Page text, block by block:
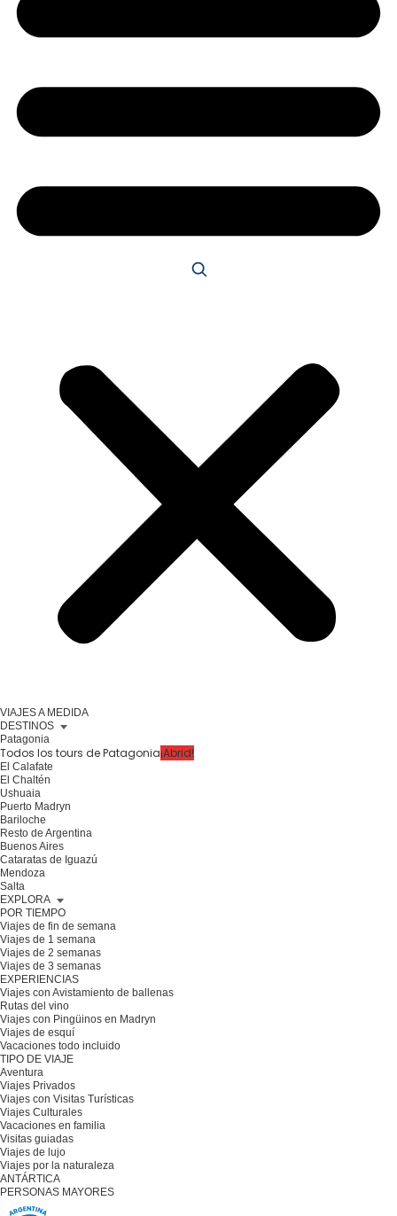
VIAJES A MEDIDA
DESTINOS
Patagonia
Todos los tours de Patagonia¡Abrid!
El Calafate
El Chaltén
Ushuaia
Puerto Madryn
Bariloche
Resto de Argentina
Buenos Aires
Cataratas de Iguazú
Mendoza
Salta
EXPLORA
POR TIEMPO
Viajes de fin de semana
Viajes de 1 semana
Viajes de 2 semanas
Viajes de 3 semanas
EXPERIENCIAS
Viajes con Avistamiento de ballenas
Rutas del vino
Viajes con Pingüinos en Madryn
Viajes de esquí
Vacaciones todo incluido
TIPO DE VIAJE
Aventura
Viajes Privados
Viajes con Visitas Turísticas
Viajes Culturales
Vacaciones en familia
Visitas guiadas
Viajes de lujo
Viajes por la naturaleza
ANTÁRTICA
PERSONAS MAYORES